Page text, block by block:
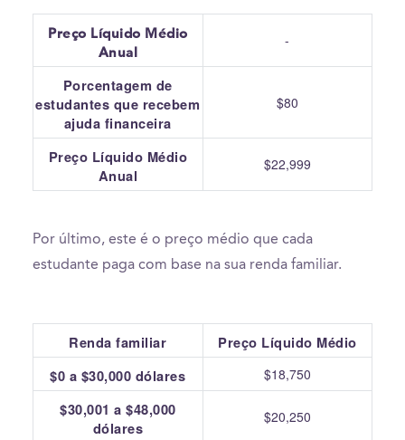
Preço Líquido Médio
Anual
-
Porcentagem de
estudantes que recebem
ajuda financeira
$80
Preço Líquido Médio
Anual
$22,999
Por último, este é o preço médio que cada
estudante paga com base na sua renda familiar.
Renda familiar
Preço Líquido Médio
$0 a $30,000 dólares
$18,750
$30,001 a $48,000
dólares
$20,250